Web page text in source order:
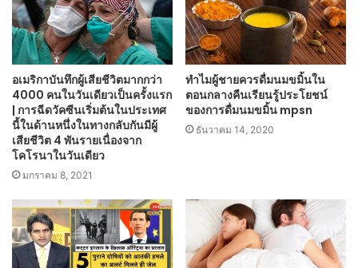
อเมริกาบันทึกผู้เสียชีวิตมากกว่า
4000 คนในวันเดียวเป็นครั้งแรก
| การฉีดวัคซีนเริ่มต้นในประเทศ
นี้ในด้านหนึ่งในทางกลับกันมีผู้
เสียชีวิต 4 พันรายเนื่องจาก
โคโรนาในวันเดียว
มกราคม 8, 2021
ทำไมผู้ชายควรดื่มนมขมิ้นใน
ตอนกลางคืนเรียนรู้ประโยชน์
ของการดื่มนมขมิ้น mpsn
ธันวาคม 14, 2020